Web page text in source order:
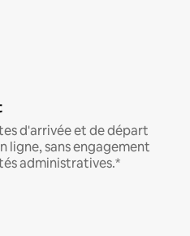
d'arrivée et de départ
ligne, sans engagement
administratives.*